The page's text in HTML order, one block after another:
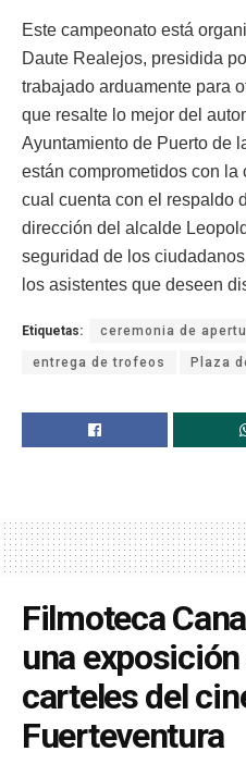
Este campeonato está
Daute Realejos, presidida
trabajado arduamente para
que resalte lo mejor del
Ayuntamiento de Puerto de
están comprometidos con la
cual cuenta con el respaldo
dirección del alcalde
seguridad de los
los asistentes que deseen
Etiquetas: ceremonia de
entrega de trofeos Plaza
Filmoteca
una
carteles del
Fuerteventura